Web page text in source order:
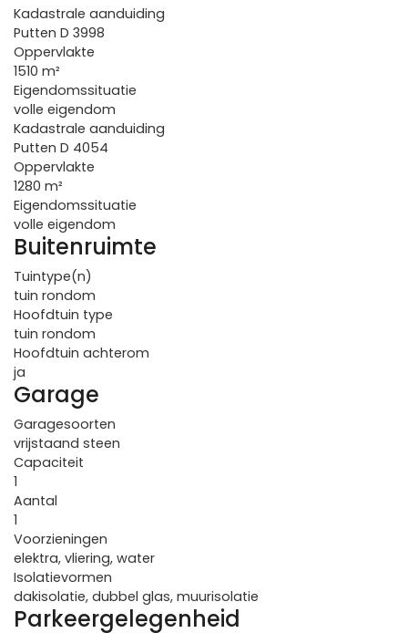
Kadastrale aanduiding
Putten D 3998
Oppervlakte
1510 m²
Eigendomssituatie
volle eigendom
Kadastrale aanduiding
Putten D 4054
Oppervlakte
1280 m²
Eigendomssituatie
volle eigendom
Buitenruimte
Tuintype(n)
tuin rondom
Hoofdtuin type
tuin rondom
Hoofdtuin achterom
ja
Garage
Garagesoorten
vrijstaand steen
Capaciteit
1
Aantal
1
Voorzieningen
elektra, vliering, water
Isolatievormen
dakisolatie, dubbel glas, muurisolatie
Parkeergelegenheid